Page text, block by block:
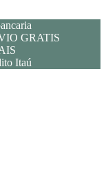
GRATIS
Itaú